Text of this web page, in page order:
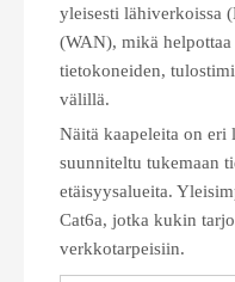
yleisesti lähiverkoissa
(WAN), mikä
tietokoneiden,
välillä.
Näitä kaapeleita on eri
suunniteltu tukemaan
etäisyysalueita.
Cat6a, jotka kukin
verkkotarpeisiin.